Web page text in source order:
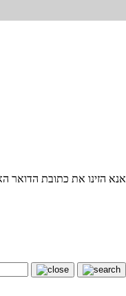
אנא הזינו את כתובת הדואר